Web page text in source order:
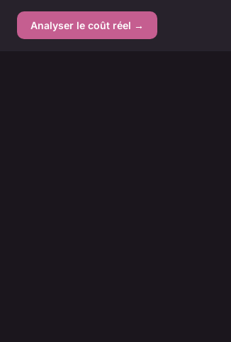
Analyser le coût réel →